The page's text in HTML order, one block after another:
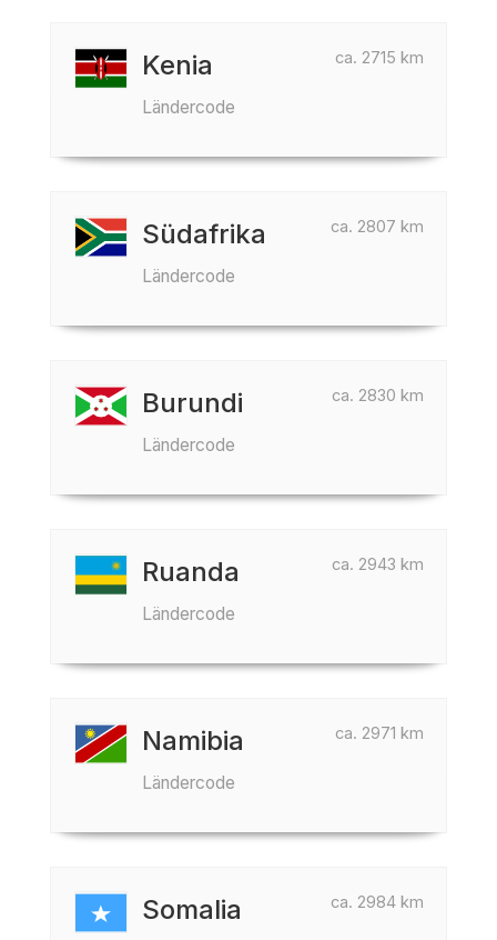
ca. 2715 km
Kenia
Ländercode
ca. 2807 km
Südafrika
Ländercode
ca. 2830 km
Burundi
Ländercode
ca. 2943 km
Ruanda
Ländercode
ca. 2971 km
Namibia
Ländercode
ca. 2984 km
Somalia